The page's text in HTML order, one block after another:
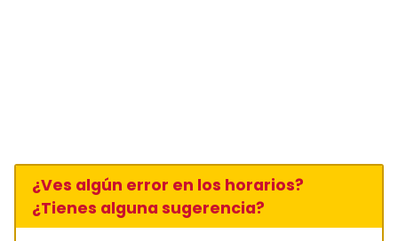
¿Ves algún error en los horarios?
¿Tienes alguna sugerencia?